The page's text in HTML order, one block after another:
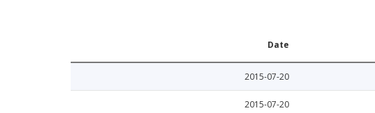
Date
2015-07-20
2015-07-20